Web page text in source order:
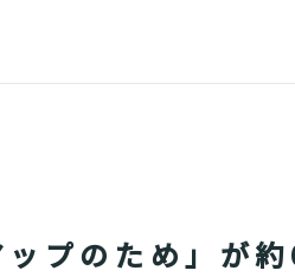
プのため」が